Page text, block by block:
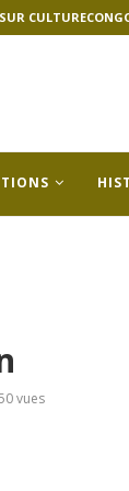
vues